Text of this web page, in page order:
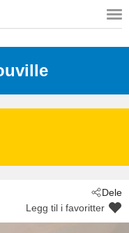
Dele
Legg til i favoritter